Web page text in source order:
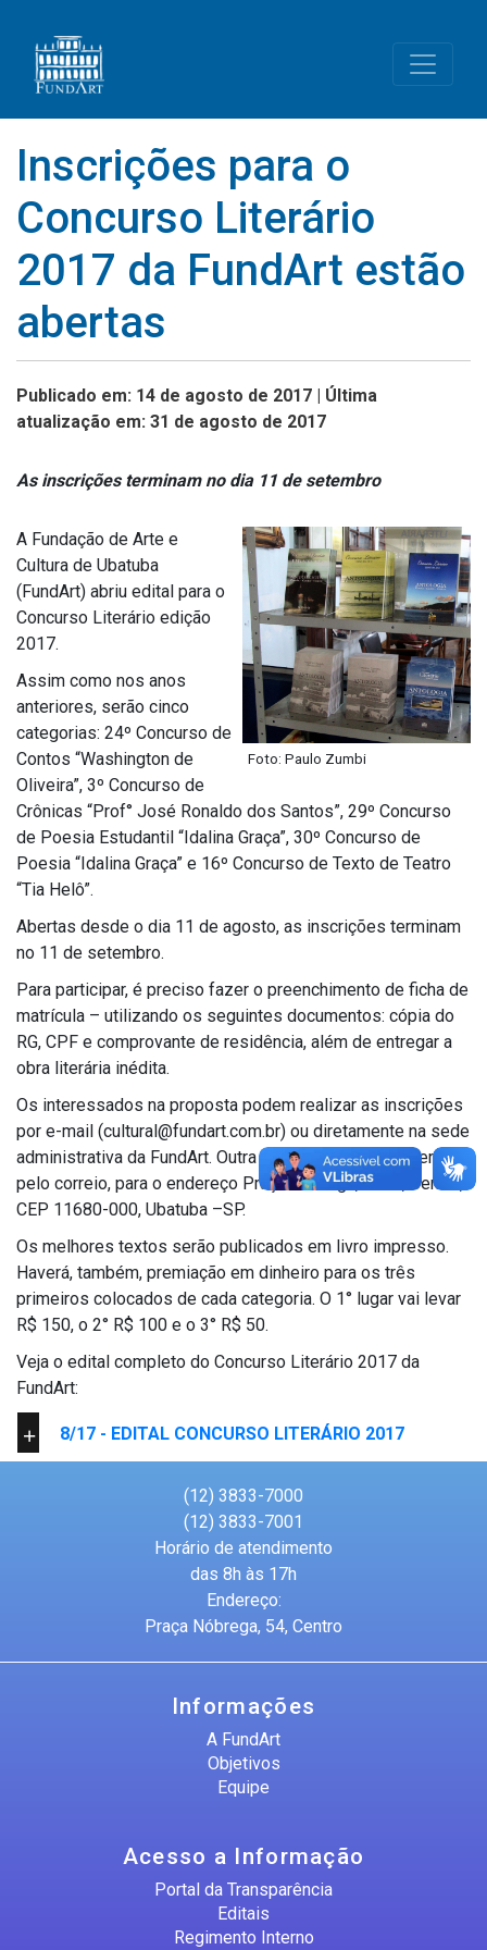
Inscrições para o
Concurso Literário
2017 da FundArt estão
abertas
Publicado em: 14 de agosto de 2017 | Última
atualização em: 31 de agosto de 2017
As inscrições terminam no dia 11 de setembro
Foto: Paulo Zumbi
A Fundação de Arte e
Cultura de Ubatuba
(FundArt) abriu edital para o
Concurso Literário edição
2017.
Assim como nos anos
anteriores, serão cinco
categorias: 24º Concurso de
Contos “Washington de
Oliveira”, 3º Concurso de
Crônicas “Prof° José Ronaldo dos Santos”, 29º Concurso
de Poesia Estudantil “Idalina Graça”, 30º Concurso de
Poesia “Idalina Graça” e 16º Concurso de Texto de Teatro
“Tia Helô”.
Abertas desde o dia 11 de agosto, as inscrições terminam
no 11 de setembro.
Para participar, é preciso fazer o preenchimento de ficha de
matrícula – utilizando os seguintes documentos: cópia do
RG, CPF e comprovante de residência, além de entregar a
obra literária inédita.
Os interessados na proposta podem realizar as inscrições
por e-mail (cultural@fundart.com.br) ou diretamente na sede
administrativa da FundArt. Outra opção é enviar o material
pelo correio, para o endereço Praça Nóbrega, n° 54, Centro,
CEP 11680-000, Ubatuba –SP.
Os melhores textos serão publicados em livro impresso.
Haverá, também, premiação em dinheiro para os três
primeiros colocados de cada categoria. O 1° lugar vai levar
R$ 150, o 2° R$ 100 e o 3° R$ 50.
Veja o edital completo do Concurso Literário 2017 da
FundArt:
8/17 - EDITAL CONCURSO LITERÁRIO 2017
(12) 3833-7000
(12) 3833-7001
Horário de atendimento
das 8h às 17h
Endereço:
Praça Nóbrega, 54, Centro
Informações
A FundArt
Objetivos
Equipe
Acesso a Informação
Portal da Transparência
Editais
Regimento Interno